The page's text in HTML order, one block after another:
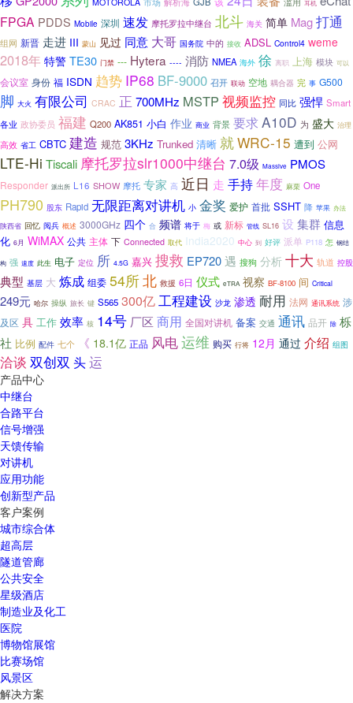
耳机
FPGA PDDS Mobile 深圳 速发 摩托罗拉中继台 北斗 海关 简单 Mag打通
组网 新晋 走进 III 蒙山 见过 同意 大哥 国务院 中的 接收 ADSL Control4 weme
2018年 特警 TE30 门禁 --- Hytera ---- 消防 NMEA 海外 徐 离职 上海 模块 可以
会议室 身份 福 ISDN 趋势 IP68 BF-9000 召开 联动 空地 耦合器 完 事 G500
脚 大火 有限公司 CRAC 正 700MHz MSTP 视频监控 同比 强悍 Smart
各业 政协委员 福建 Q200 AK851 小白 作业 商业 背景 要求A10D 为 盛大 治理
高效 省工 CBTC 建造 规范 3KHz Trunked 清晰 就WRC-15 遭到 公网
LTE-Hi Tiscali 摩托罗拉slr1000中继台 7.0级 Massive PMOS
Responder 派出所 L16 SHOW 摩托 专家 高 近日 走 手持年度 麻栗 One
PH790 股东 Rapid 无限距离对讲机 小 金奖 爱护 首批 SSHT 降 苹果 办法
陕西省 回忆 阅兵 概述 3000GHz 四个 合 频谱 将于 梅 或 新标 管线 SL16 设 集群 信息
化 6月 WiMAX 公共 主体 下 Connected 取代 India2020 中心 到 好评 派单 P118 怎 钢结
构 强 速度 此生 电子 定位 所 4.5G 嘉兴 搜救 EP720遇 搜狗 分析十大 轨道 控股
典型 基层 大 炼成 组委 54所北 救援 6日 仪式 eTRA 视察 BF-8100 间 Critical
249元 哈尔 操纵 旅长 键 S565 300亿工程建设 沙龙 渗透 耐用 法网 通讯系统 涉
及区 具 工作 效率 核 14号 厂区 商用 全国对讲机 备案 交通 通讯 品开 除 栎
社 比例 配件 七个 《 18.1亿 正品 风电运维 购买 行将 12月 通过 介绍 组图
洽谈 双创双 头运
产品中心
中继台
合路平台
信号增强
天馈传输
对讲机
应用功能
创新型产品
客户案例
城市综合体
超高层
隧道管廊
公共安全
星级酒店
制造业及化工
医院
博物馆展馆
比赛场馆
风景区
解决方案